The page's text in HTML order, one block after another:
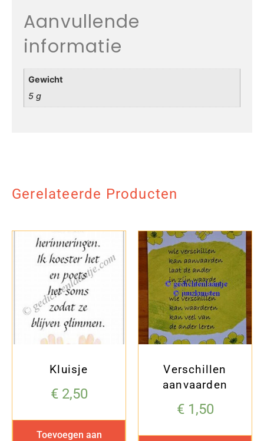
Aanvullende
informatie
Gewicht
5 g
Gerelateerde Producten
Kluisje
€2,50
Toevoegen aan
Verschillen
aanvaarden
€1,50